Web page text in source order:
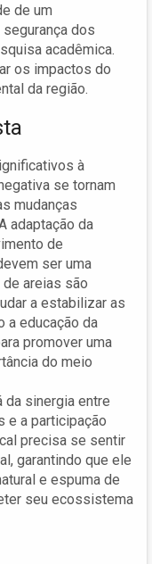
de um
dos
acadêmica.
os impactos do
da região.
à
se tornam
mudanças
adaptação da
de
ser uma
areias são
a estabilizar as
a educação da
promover uma
do meio
da sinergia entre
e a participação
precisa se sentir
garantindo que ele
e espuma de
seu ecossistema